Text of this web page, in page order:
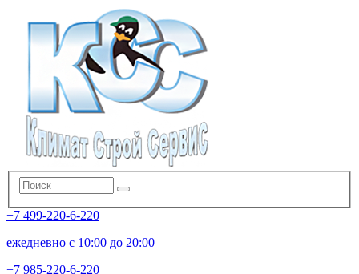
+7 499-220-6-220
ежедневно с 10:00 до 20:00
+7 985-220-6-220